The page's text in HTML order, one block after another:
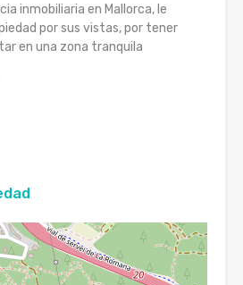
inmobiliaria en Mallorca, le
por sus vistas, por tener
en una zona tranquila